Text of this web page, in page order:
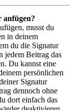
anfügen?
musst du
in deinem
du die Signatur
jedem Beitrag das
Du kannst eine
persönlichen
Signatur
dennoch ohne
dort einfach das